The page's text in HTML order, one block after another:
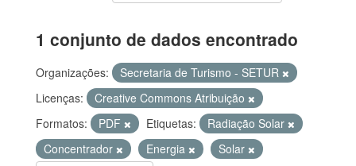
1 conjunto de dados encontrado
Organizações:
Secretaria de Turismo - SETUR
Licenças:
Creative Commons Atribuição
Formatos:
PDF Etiquetas:
Radiação Solar
Concentrador
Energia
Solar